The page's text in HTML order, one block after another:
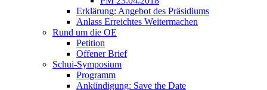
Erklärung: Angebot des Präsidiums
Anlass Erreichtes Weitermachen
Rund um die OE
Petition
Offener Brief
Schui-Symposium
Programm
Ankündigung: Save the Date